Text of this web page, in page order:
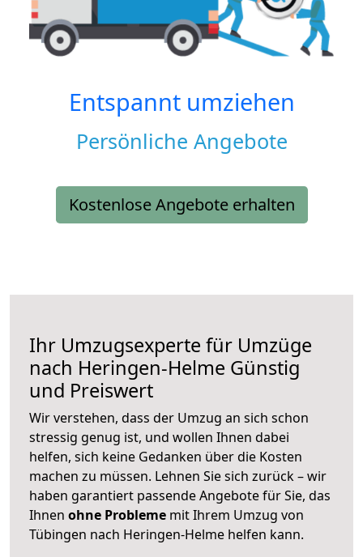
Entspannt umziehen
Persönliche Angebote
Kostenlose Angebote erhalten
Ihr Umzugsexperte für Umzüge
nach Heringen-Helme Günstig
und Preiswert
Wir verstehen, dass der Umzug an sich schon
stressig genug ist, und wollen Ihnen dabei
helfen, sich keine Gedanken über die Kosten
machen zu müssen. Lehnen Sie sich zurück – wir
haben garantiert passende Angebote für Sie, das
Ihnen ohne Probleme mit Ihrem Umzug von
Tübingen nach Heringen-Helme helfen kann.